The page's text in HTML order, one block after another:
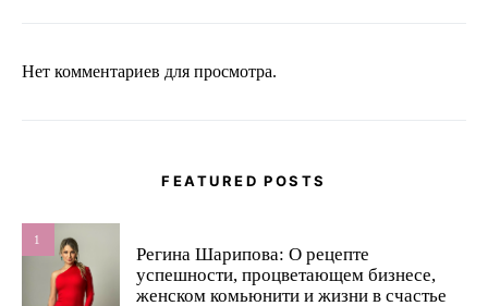
Нет комментариев для просмотра.
FEATURED POSTS
1
Регина Шарипова: О рецепте
успешности, процветающем бизнесе,
женском комьюнити и жизни в счастье